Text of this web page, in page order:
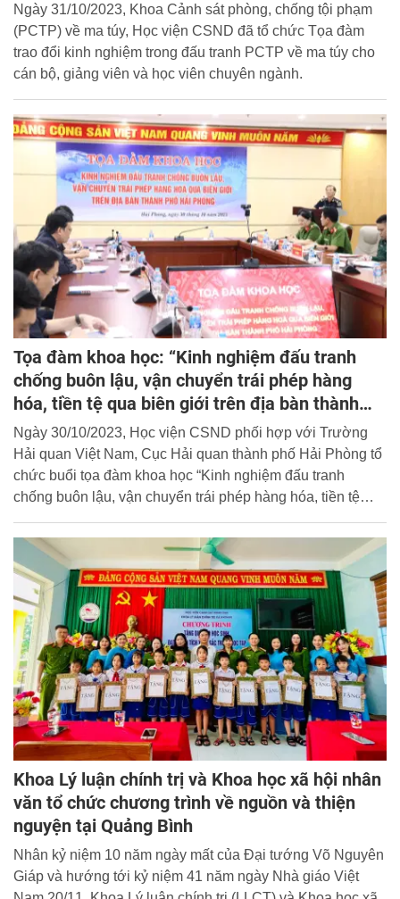
Ngày 31/10/2023, Khoa Cảnh sát phòng, chống tội phạm
(PCTP) về ma túy, Học viện CSND đã tổ chức Tọa đàm
trao đổi kinh nghiệm trong đấu tranh PCTP về ma túy cho
cán bộ, giảng viên và học viên chuyên ngành.
Tọa đàm khoa học: “Kinh nghiệm đấu tranh
chống buôn lậu, vận chuyển trái phép hàng
hóa, tiền tệ qua biên giới trên địa bàn thành
phố Hải Phòng”
Ngày 30/10/2023, Học viện CSND phối hợp với Trường
Hải quan Việt Nam, Cục Hải quan thành phố Hải Phòng tổ
chức buổi tọa đàm khoa học “Kinh nghiệm đấu tranh
chống buôn lậu, vận chuyển trái phép hàng hóa, tiền tệ
bồi dưỡng nghiệp vụ điều tra tội phạm cho công chức giữ
chức vụ lãnh đạo của lực lượng Kiểm soát Hải quan Khóa
11.
Khoa Lý luận chính trị và Khoa học xã hội nhân
văn tổ chức chương trình về nguồn và thiện
nguyện tại Quảng Bình
Nhân kỷ niệm 10 năm ngày mất của Đại tướng Võ Nguyên
Giáp và hướng tới kỷ niệm 41 năm ngày Nhà giáo Việt